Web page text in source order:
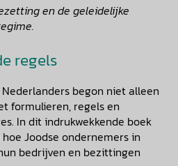
en de geleidelijke
regels
begon niet alleen
formulieren, regels en
In dit indrukwekkende boek
Joodse ondernemers in
bedrijven en bezittingen